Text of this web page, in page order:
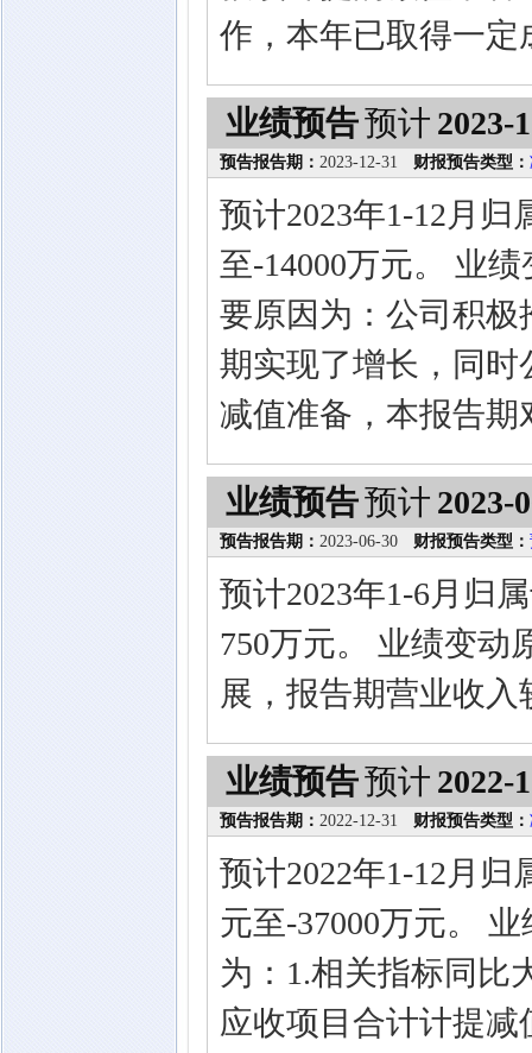
作，本年已取得一定
业绩预告预计 2023-
预告报告期： 2023-12-31 财报预告类型：
预计2023年1-12月
至-14000万元。 业
要原因为：公司积
期实现了增长，同
减值准备，本报告
业绩预告预计 2023-
预告报告期： 2023-06-30 财报预告类型：
预计2023年1-6月归
750万元。 业绩变动
展，报告期营业收
业绩预告预计 2022-
预告报告期： 2022-12-31 财报预告类型：
预计2022年1-12月
元至-37000万元。
为：1.相关指标同比
应收项目合计计提减